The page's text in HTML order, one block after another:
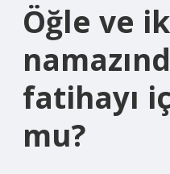
Öğle ve
fatihayı
mu?